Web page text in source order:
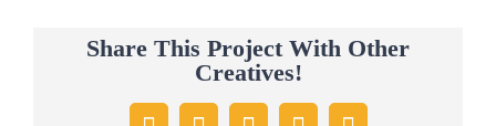
Share This Project With Other
Creatives!